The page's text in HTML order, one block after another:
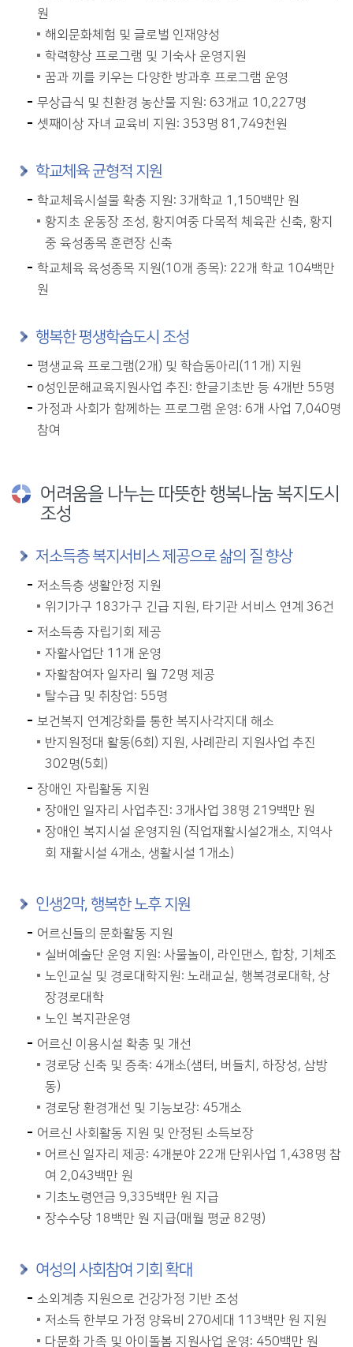
원
해외문화체험 및 글로벌 인재양성
학력향상 프로그램 및 기숙사 운영지원
꿈과 끼를 키우는 다양한 방과후 프로그램 운영
무상급식 및 친환경 농산물 지원: 63개교 10,227명
셋째이상 자녀 교육비 지원: 353명 81,749천원
학교체육 균형적 지원
학교체육시설물 확충 지원: 3개학교 1,150백만 원
황지초 운동장 조성, 황지여중 다목적 체육관 신축, 황지
중 육성종목 훈련장 신축
학교체육 육성종목 지원(10개 종목): 22개 학교 104백만
원
행복한 평생학습도시 조성
평생교육 프로그램(2개) 및 학습동아리(11개) 지원
ο성인문해교육지원사업 추진: 한글기초반 등 4개반 55명
가정과 사회가 함께하는 프로그램 운영: 6개 사업 7,040명
참여
어려움을 나누는 따뜻한 행복나눔 복지도시
조성
저소득층 복지서비스 제공으로 삶의 질 향상
저소득층 생활안정 지원
위기가구 183가구 긴급 지원, 타기관 서비스 연계 36건
저소득층 자립기회 제공
자활사업단 11개 운영
자활참여자 일자리 월 72명 제공
탈수급 및 취창업: 55명
보건복지 연계강화를 통한 복지사각지대 해소
반지원정대 활동(6회) 지원, 사례관리 지원사업 추진
302명(5회)
장애인 자립활동 지원
장애인 일자리 사업추진: 3개사업 38명 219백만 원
장애인 복지시설 운영지원 (직업재활시설2개소, 지역사
회 재활시설 4개소, 생활시설 1개소)
인생2막, 행복한 노후 지원
어르신들의 문화활동 지원
실버예술단 운영 지원: 사물놀이, 라인댄스, 합창, 기체조
노인교실 및 경로대학지원: 노래교실, 행복경로대학, 상
장경로대학
노인 복지관운영
어르신 이용시설 확충 및 개선
경로당 신축 및 증축: 4개소(샘터, 버들치, 하장성, 삼방
동)
경로당 환경개선 및 기능보강: 45개소
어르신 사회활동 지원 및 안정된 소득보장
어르신 일자리 제공: 4개분야 22개 단위사업 1,438명 참
여 2,043백만 원
기초노령연금 9,335백만 원 지급
장수수당 18백만 원 지급(매월 평균 82명)
여성의 사회참여 기회 확대
소외계층 지원으로 건강가정 기반 조성
저소득 한부모 가정 양육비 270세대 113백만 원 지원
다문화 가족 및 아이돌봄 지원사업 운영: 450백만 원